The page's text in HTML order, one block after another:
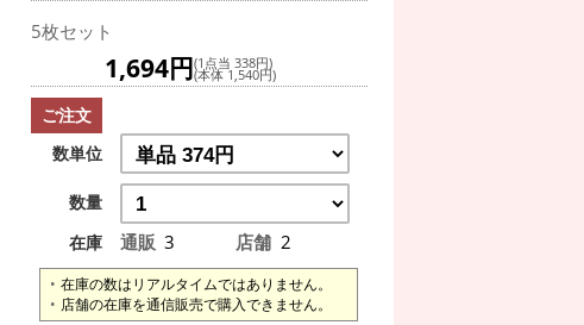
5枚セット
1,694円(1点当 338円)
(本体 1,540円)
ご注文
数単位
数量
在庫
通販 3 店舗 2
在庫の数はリアルタイムではありません。
店舗の在庫を通信販売で購入できません。